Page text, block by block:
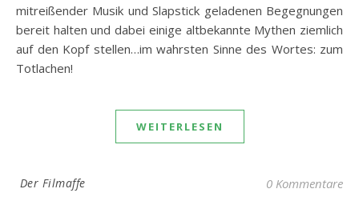
mitreißender Musik und Slapstick geladenen Begegnungen
bereit halten und dabei einige altbekannte Mythen ziemlich
auf den Kopf stellen…im wahrsten Sinne des Wortes: zum
Totlachen!
WEITERLESEN
Der Filmaffe 0 Kommentare